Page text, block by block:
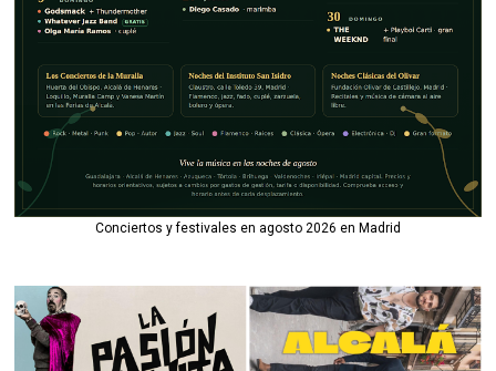
Conciertos y festivales en agosto 2026 en Madrid